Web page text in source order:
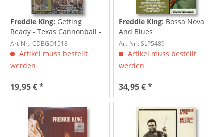
Freddie King: Getting
Ready - Texas Cannonball -
Woman Across...
Art-Nr.: CDBGO1518
Artikel muss bestellt
werden
19,95 € *
Freddie King: Bossa Nova
And Blues
Art-Nr.: SLP5489
Artikel muss bestellt
werden
34,95 € *